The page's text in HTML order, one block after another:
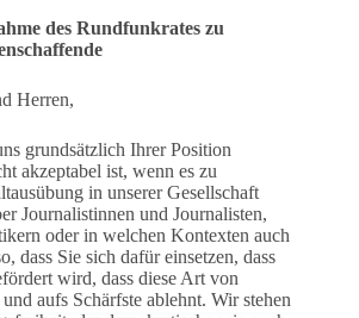
des Rundfunkrates zu
Herren,
grundsätzlich Ihrer Position
akzeptabel ist, wenn es zu
in unserer Gesellschaft
Journalistinnen und Journalisten,
oder in welchen Kontexten auch
dass Sie sich dafür einsetzen, dass
wird, dass diese Art von
aufs Schärfste ablehnt. Wir stehen